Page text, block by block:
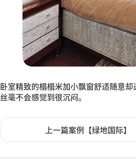
卧室精致的榻榻米加小飘窗舒适随意
丝毫不会感觉到很沉闷。
上一篇案例【绿地国际】